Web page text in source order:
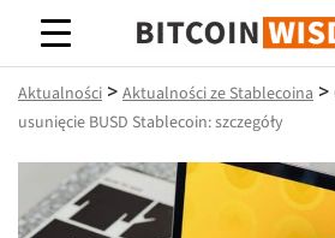
Mądrość
Aktualności > Aktualności ze Stablecoina >
usunięcie BUSD Stablecoin: szczegóły